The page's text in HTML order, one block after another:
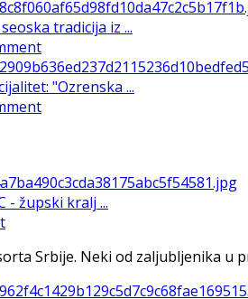
tradicija iz ...
"Ozrenska ...
- župski kralj ...
Srbije. Neki od zaljubljenika u